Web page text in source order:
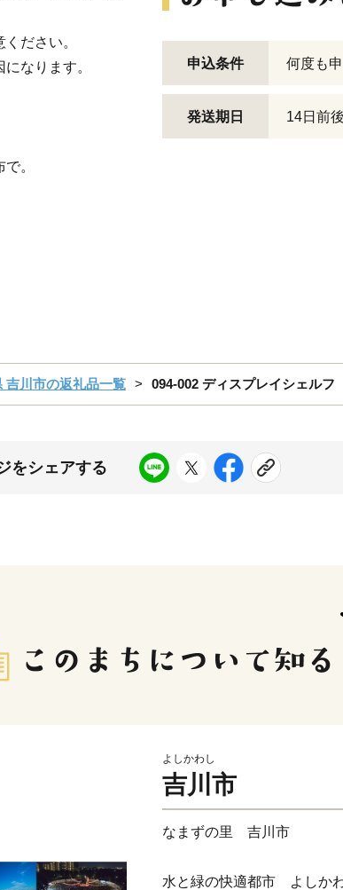
ださい。
なります。
。
申込条件 何度も
発送期日 14日前
吉川市の返礼品一覧 094-002 ディスプレイシェル
をシェアする
よしかわし
吉川市
なまずの里 吉川市
水と緑の快適都市 よしか